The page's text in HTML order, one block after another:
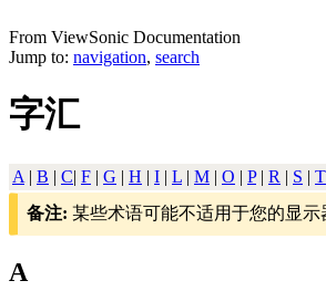
From ViewSonic Documentation
Jump to: navigation, search
字汇
A | B | C| F | G | H | I | L | M | O | P| R | S | T
备注: 某些术语可能不适用于您的显示
A